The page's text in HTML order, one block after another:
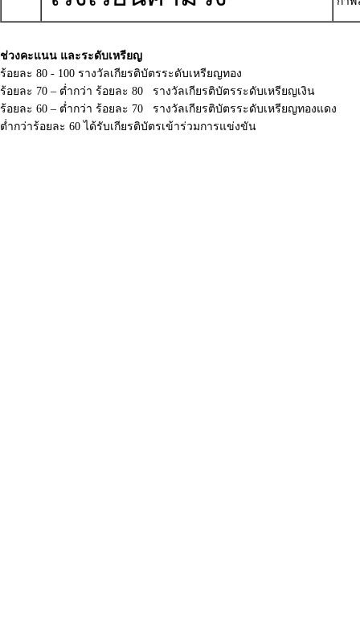
ช่วงคะแนน และระดับเหรียญ
ร้อยละ 80 - 100 รางวัลเกียรติบัตรระดับเหรียญทอง
ร้อยละ 70 – ต่ำกว่า ร้อยละ 80 รางวัลเกียรติบัตรระดับเหรียญเงิน
ร้อยละ 60 – ต่ำกว่า ร้อยละ 70 รางวัลเกียรติบัตรระดับเหรียญทองแดง
ต่ำกว่าร้อยละ 60 ได้รับเกียรติบัตรเข้าร่วมการแข่งขัน